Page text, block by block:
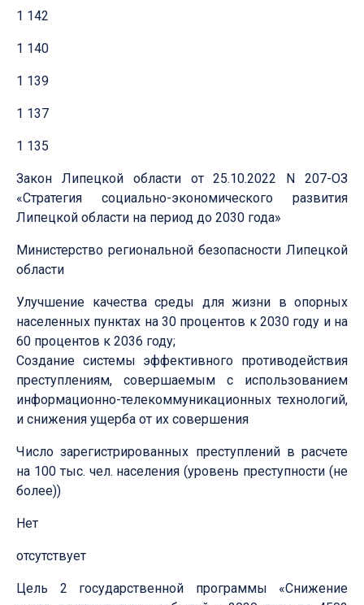
1 142
1 140
1 139
1 137
1 135
Закон Липецкой области от 25.10.2022 N 207-ОЗ
«Стратегия социально-экономического развития
Липецкой области на период до 2030 года»
Министерство региональной безопасности Липецкой
области
Улучшение качества среды для жизни в опорных
населенных пунктах на 30 процентов к 2030 году и на
60 процентов к 2036 году;
Создание системы эффективного противодействия
преступлениям, совершаемым с использованием
информационно-телекоммуникационных технологий,
и снижения ущерба от их совершения
Число зарегистрированных преступлений в расчете
на 100 тыс. чел. населения (уровень преступности (не
более))
Нет
отсутствует
Цель 2 государственной программы «Снижение